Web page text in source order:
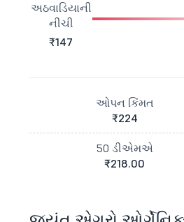
અઠવાડિયાની
નીચી
₹147
ઓપન કિંમત
₹224
50 ડીએમએ
₹218.00